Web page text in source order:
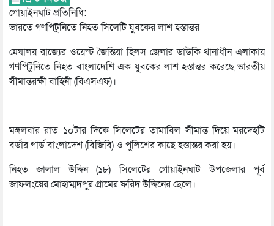
গোয়াইনঘাট প্রতিনিধি:
ভারতে গণপিটুনিতে নিহত সিলেটি যুবকের লাশ হস্তান্তর
মেঘালয় রাজ্যের ওয়েস্ট জৈন্তিয়া হিলস জেলার ডাউকি থানাধীন এলাকায়
গণপিটুনিতে নিহত বাংলাদেশি এক যুবকের লাশ হস্তান্তর করেছে ভারতীয়
সীমান্তরক্ষী বাহিনী (বিএসএফ)।
মঙ্গলবার রাত ১০টার দিকে সিলেটের তামাবিল সীমান্ত দিয়ে মরদেহটি
বর্ডার গার্ড বাংলাদেশ (বিজিবি) ও পুলিশের কাছে হস্তান্তর করা হয়।
নিহত জালাল উদ্দিন (১৮) সিলেটের গোয়াইনঘাট উপজেলার পূর্ব
জাফলংয়ের মোহাম্মদপুর গ্রামের ফরিদ উদ্দিনের ছেলে।